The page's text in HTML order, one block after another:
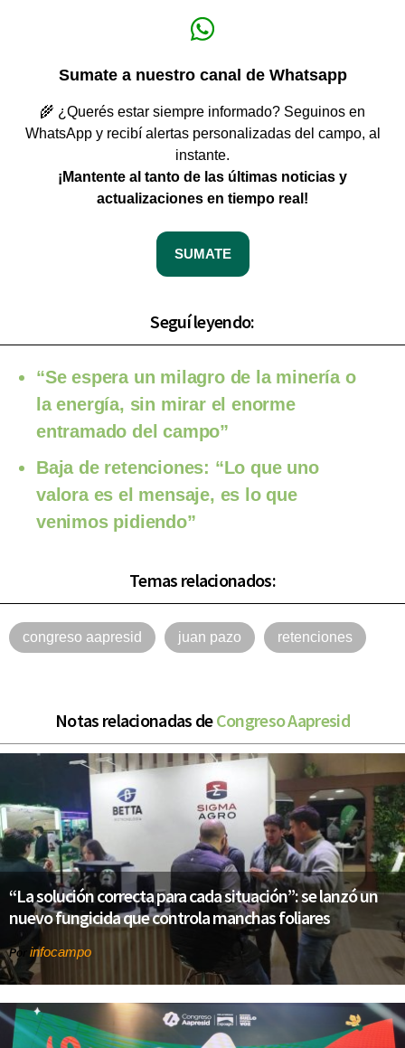
Sumate a nuestro canal de Whatsapp
🌾 ¿Querés estar siempre informado? Seguinos en
WhatsApp y recibí alertas personalizadas del campo, al
instante.
¡Mantente al tanto de las últimas noticias y
actualizaciones en tiempo real!
SUMATE
Seguí leyendo:
“Se espera un milagro de la minería o
la energía, sin mirar el enorme
entramado del campo”
Baja de retenciones: “Lo que uno
valora es el mensaje, es lo que
venimos pidiendo”
Temas relacionados:
congreso aapresid juan pazo retenciones
Notas relacionadas deCongreso Aapresid
“La solución correcta para cada situación”: se lanzó un
nuevo fungicida que controla manchas foliares
Por infocampo